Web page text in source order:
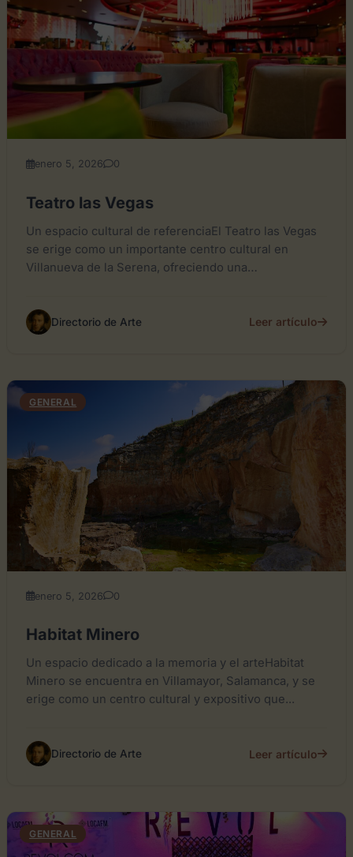
enero 5, 2026 0
Teatro las Vegas
Un espacio cultural de referenciaEl Teatro las Vegas
se erige como un importante centro cultural en
Villanueva de la Serena, ofreciendo una
Directorio de Arte Leer artículo
GENERAL
enero 5, 2026 0
Habitat Minero
Un espacio dedicado a la memoria y el arteHabitat
Minero se encuentra en Villamayor, Salamanca, y se
erige como un centro cultural y expositivo que...
Directorio de Arte Leer artículo
GENERAL